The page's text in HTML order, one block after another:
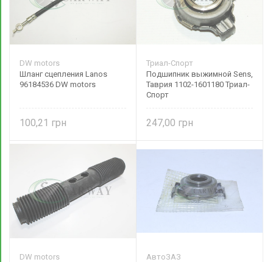
DW motors
Шланг сцепления Lanos
96184536 DW motors
100,21
Триал-Спорт
Подшипник выжимной Sens,
Таврия 1102-1601180 Триал-
Спорт
247,00
DW motors
АвтоЗАЗ